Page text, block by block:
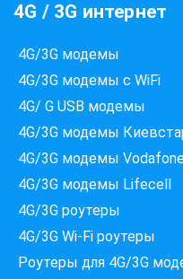
4G / 3G интернет
4G/3G модемы
4G/3G модемы с WiFi
4G/ G USB модемы
4G/3G модемы
4G/3G модемы
4G/3G модемы Lifecell
4G/3G роутеры
4G/3G Wi-Fi роутеры
Роутеры для 4G/3G